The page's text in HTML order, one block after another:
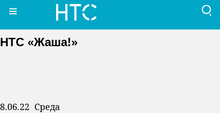
НТС «Жаша!»
8.06.22 Среда